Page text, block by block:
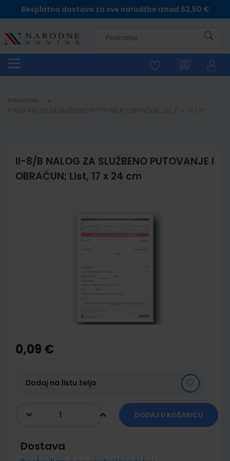
Besplatna dostava za sve narudžbe iznad 62,50 €
Naslovna
II-8/B NALOG ZA SLUŽBENO PUTOVANJE I
OBRAČUN; List, 17 x 24 cm
the
beginning
gallery
0,09 €
Dodaj na listu želja
DODAJ U KOŠARICU
Dostava